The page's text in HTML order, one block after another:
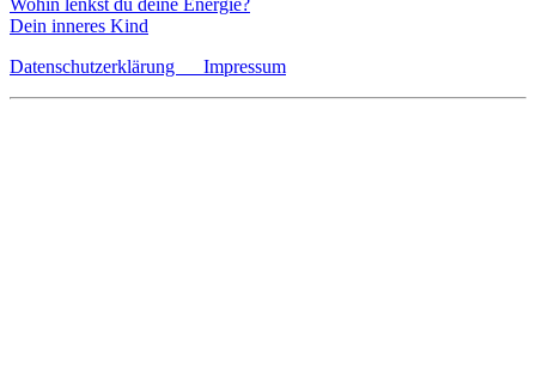
Beitragsnavigation
Dein inneres Kind
Datenschutzerklärung Impressum